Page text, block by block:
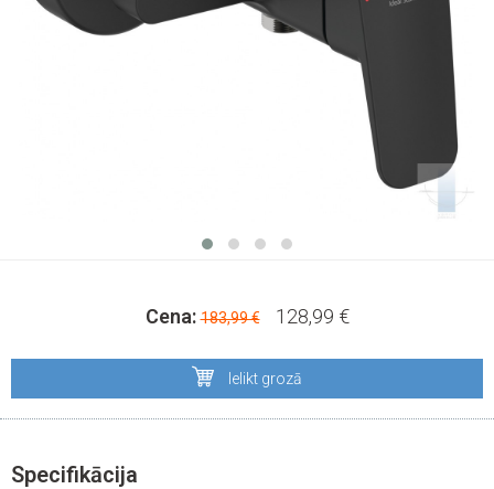
Cena:183,99 € 128,99 €
Ielikt grozā
Specifikācija